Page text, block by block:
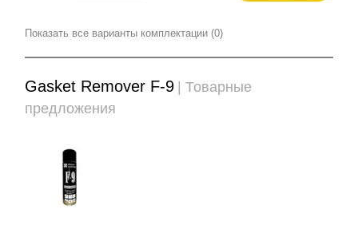
Показать все варианты комплектации (0)
Gasket Remover F-9 | Товарные
предложения